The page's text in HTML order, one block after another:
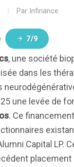
Par Infinance
7/9
, une société
dans les
une levée de
. Ce
Capital LP.
placement